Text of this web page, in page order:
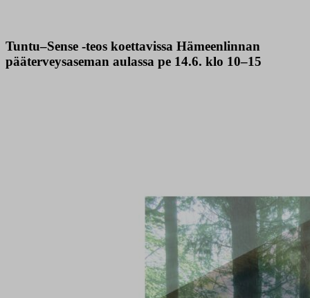
Tuntu–Sense -teos koettavissa Hämeenlinnan
pääterveysaseman aulassa pe 14.6. klo 10–15